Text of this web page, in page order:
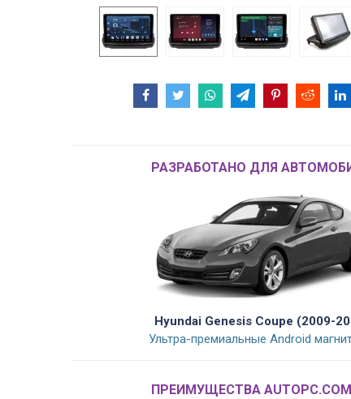
РАЗРАБОТАНО ДЛЯ
Hyundai Genesis Coupe (2009-
Ультра-премиальные Android
ПРЕИМУЩЕСТВА